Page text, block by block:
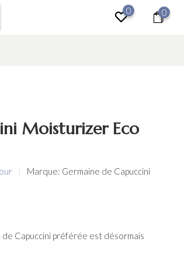
0 0
Moisturizer Eco
Marque: Germaine de Capuccini
Capuccini préférée est désormais